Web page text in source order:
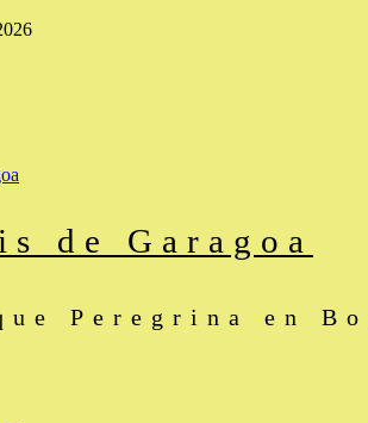
de Garagoa
Peregrina en